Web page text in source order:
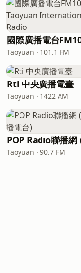
Taoyuan · 101.1 FM
Rti 中央廣播電臺
Taoyuan · 1422 AM
Taoyuan · 90.7 FM